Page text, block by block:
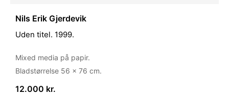
Nils Erik Gjerdevik
Uden titel. 1999.
Mixed media på papir.
Bladstørrelse 56 × 76 cm.
12.000 kr.